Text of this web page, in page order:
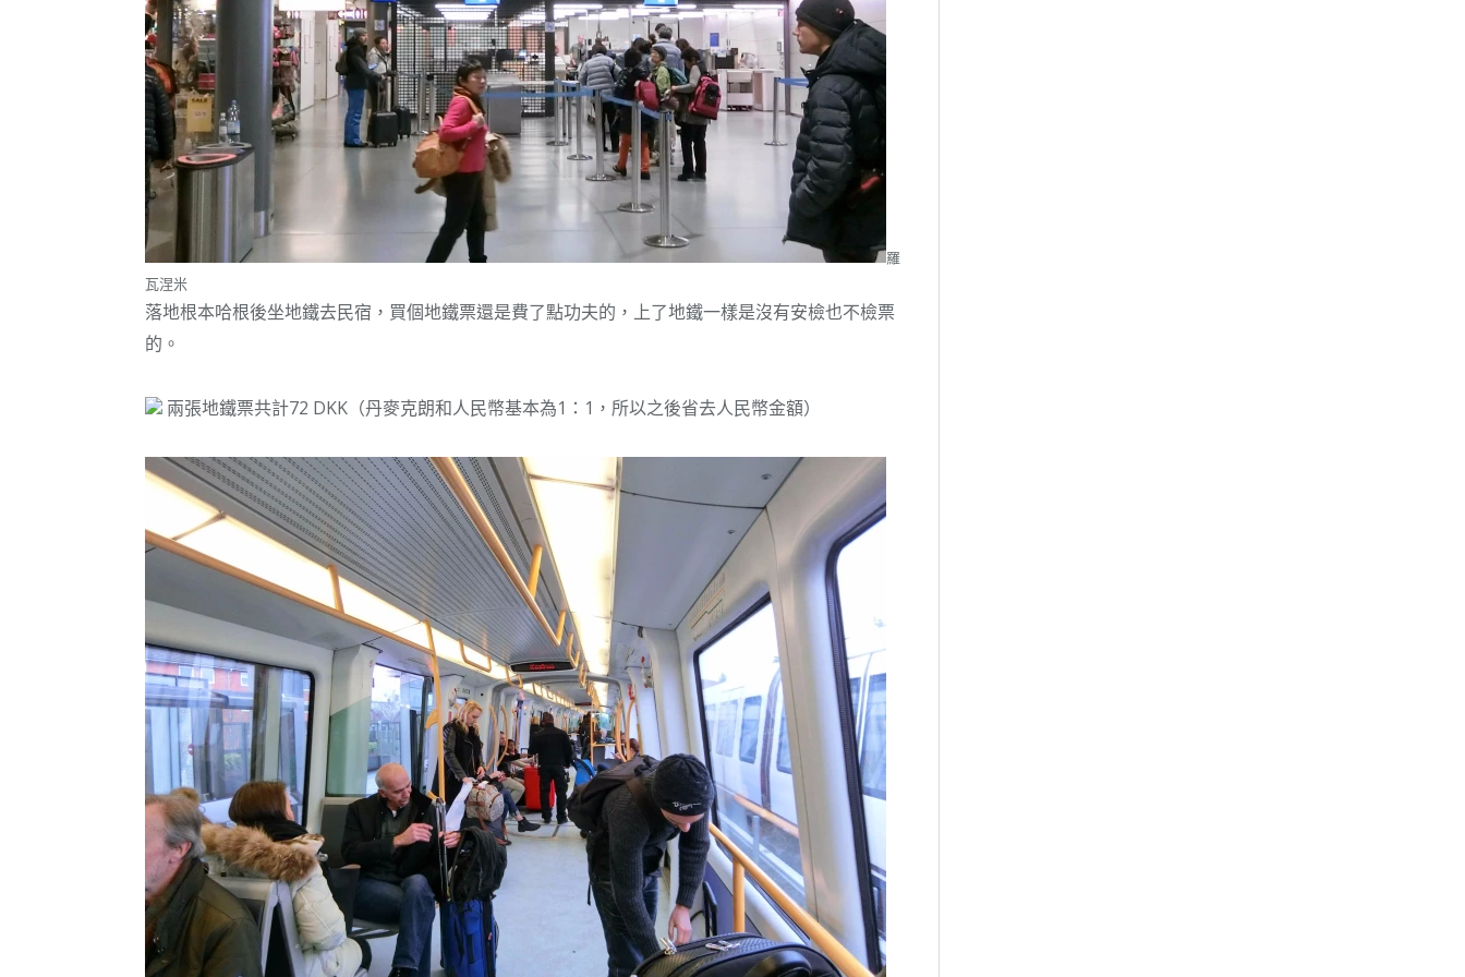
羅
瓦涅米
落地根本哈根後坐地鐵去民宿，買個地鐵票還是費了點功夫的，上了地鐵一樣是沒有安檢也不檢票
的。
兩張地鐵票共計72 DKK（丹麥克朗和人民幣基本為1：1，所以之後省去人民幣金額）